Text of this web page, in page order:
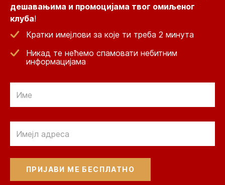
дешавањима и промоцијама твог омиљеног
клуба!
Кратки имејлови за које ти треба 2 минута
Никад те нећемо спамовати небитним
информацијама